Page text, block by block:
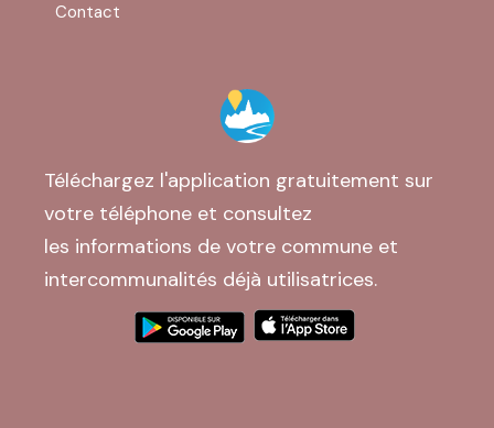
Contact
Téléchargez l'application gratuitement sur
votre téléphone et consultez
les informations de votre commune et
intercommunalités déjà utilisatrices.